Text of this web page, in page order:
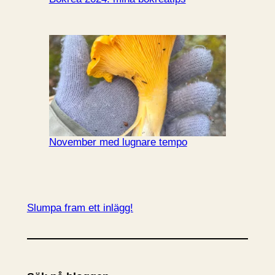
November med lugnare tempo
Slumpa fram ett inlägg!